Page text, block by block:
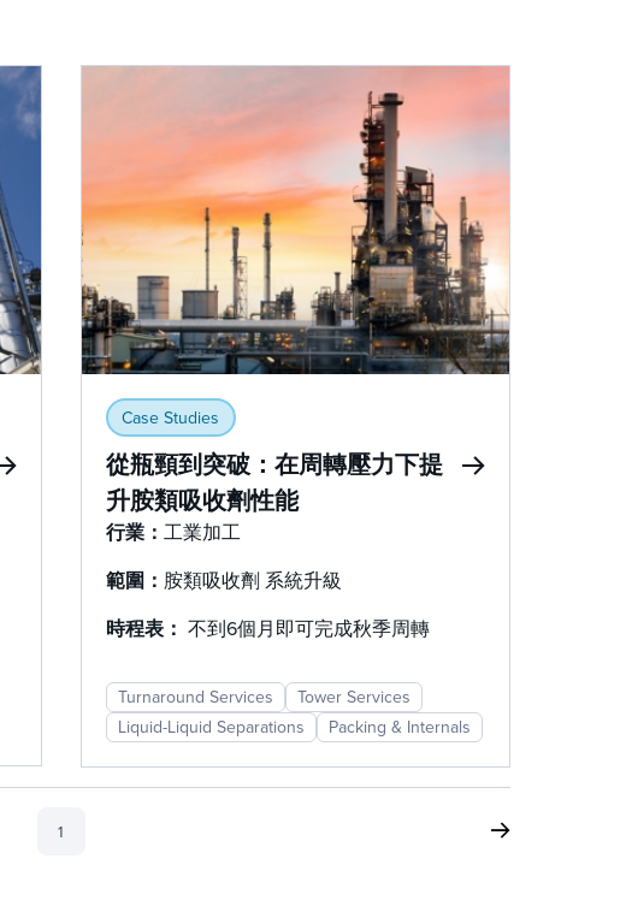
Case Studies
從瓶頸到突破：在周轉壓力下提
升胺類吸收劑性能
行業： 工業加工
範圍： 胺類吸收劑 系統升級
時程表： 不到6個月即可完成秋季周轉
Turnaround Services
Tower Services
Liquid-Liquid Separations
Packing & Internals
1